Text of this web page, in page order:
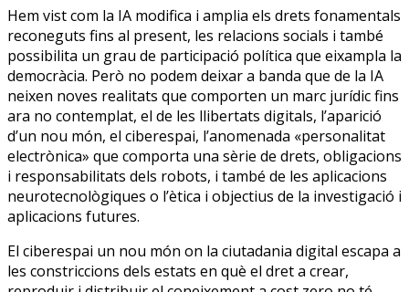
Hem vist com la IA modifica i amplia els drets fonamentals
reconeguts fins al present, les relacions socials i també
possibilita un grau de participació política que eixampla la
democràcia. Però no podem deixar a banda que de la IA
neixen noves realitats que comporten un marc jurídic fins
ara no contemplat, el de les llibertats digitals, l’aparició
d’un nou món, el ciberespai, l’anomenada «personalitat
electrònica» que comporta una sèrie de drets, obligacions
i responsabilitats dels robots, i també de les aplicacions
neurotecnològiques o l’ètica i objectius de la investigació i
aplicacions futures.
El ciberespai un nou món on la ciutadania digital escapa a
les constriccions dels estats en què el dret a crear,